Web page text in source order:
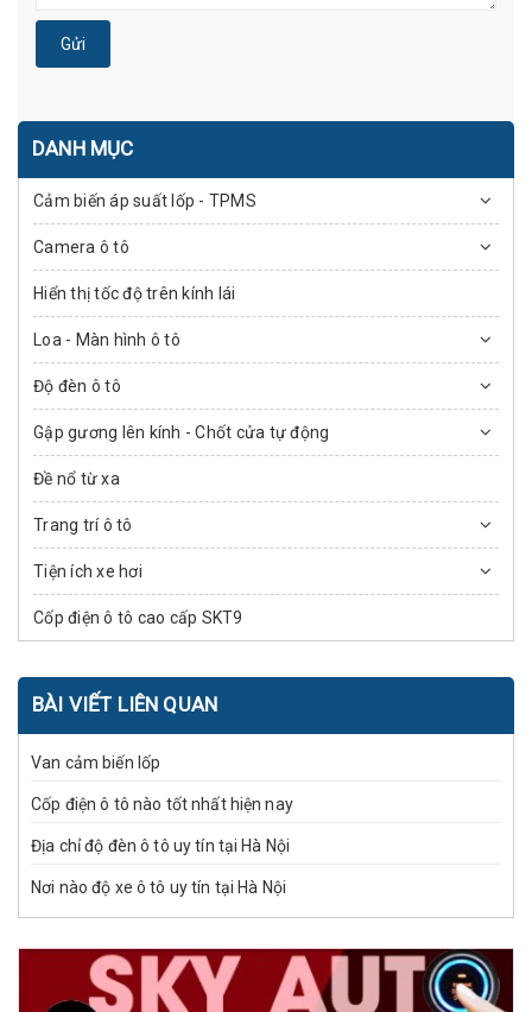
Gửi
DANH MỤC
Cảm biến áp suất lốp - TPMS
Camera ô tô
Hiển thị tốc độ trên kính lái
Loa - Màn hình ô tô
Độ đèn ô tô
Gập gương lên kính - Chốt cửa tự động
Đề nổ từ xa
Trang trí ô tô
Tiện ích xe hơi
Cốp điện ô tô cao cấp SKT9
BÀI VIẾT LIÊN QUAN
Van cảm biến lốp
Cốp điện ô tô nào tốt nhất hiện nay
Địa chỉ độ đèn ô tô uy tín tại Hà Nội
Nơi nào độ xe ô tô uy tín tại Hà Nội